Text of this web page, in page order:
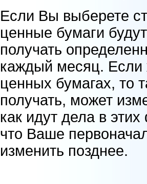
Если Вы выберете
ценные бумаги
получать
каждый месяц. Если
ценных бумагах, то
получать, может
как идут дела в
что Ваше
изменить позднее.